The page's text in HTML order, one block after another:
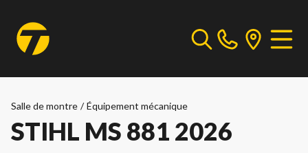
Salle de montre / Équipement mécanique
STIHL MS 881 2026